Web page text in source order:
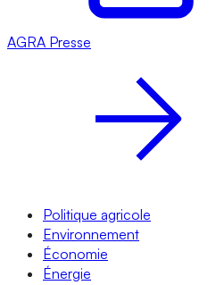
AGRA Presse
Politique agricole
Environnement
Économie
Énergie